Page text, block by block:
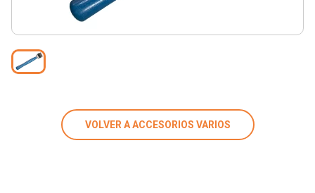
VOLVER A ACCESORIOS VARIOS